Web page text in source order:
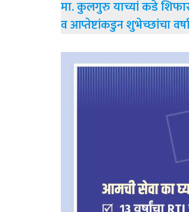
मा. कुलगुरु याच्यां कडे
व आप्तेष्टांकडुन शुभेच्छांचा